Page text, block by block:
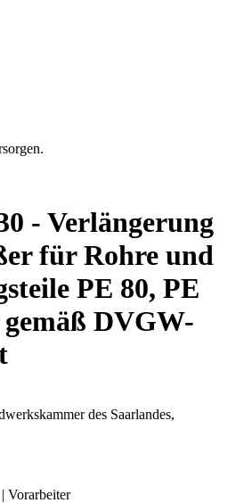
- Verlängerung
für Rohre und
PE 80, PE
DVGW-
des Saarlandes,
Vorarbeiter